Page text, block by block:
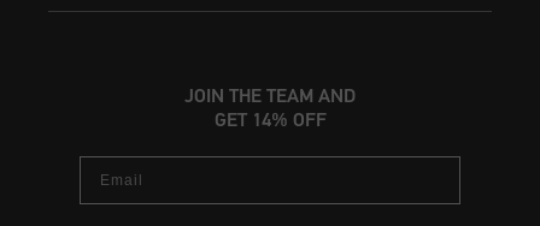
JOIN THE TEAM AND
GET 14% OFF
Email